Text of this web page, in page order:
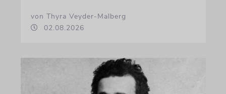
von Thyra Veyder-Malberg
02.08.2026